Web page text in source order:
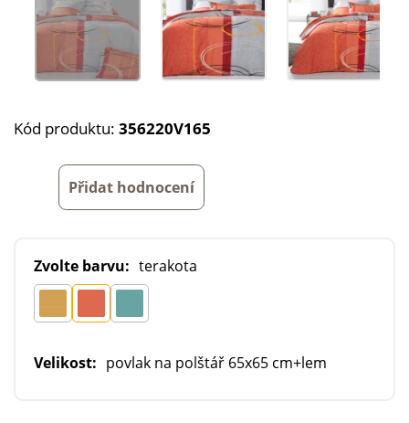
Kód produktu: 356220V165
Přidat hodnocení
Zvolte barvu: terakota
Velikost: povlak na polštář 65x65 cm+lem